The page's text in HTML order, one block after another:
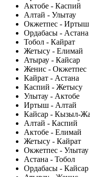
Актобе - Каспий
Алтай - Улытау
Окжетпес - Иртыш
Ордабасы - Астана
Тобол - Кайрат
Жетысу - Елимай
Атырау - Кайсар
Женис - Окжетпес
Кайрат - Астана
Каспий - Жетысу
Улытау - Актобе
Иртыш - Алтай
Кайсар - Кызыл-
Алтай - Каспий
Актобе - Елимай
Жетысу - Кайрат
Окжетпес - Улытау
Астана - Тобол
Ордабасы - Кайсар